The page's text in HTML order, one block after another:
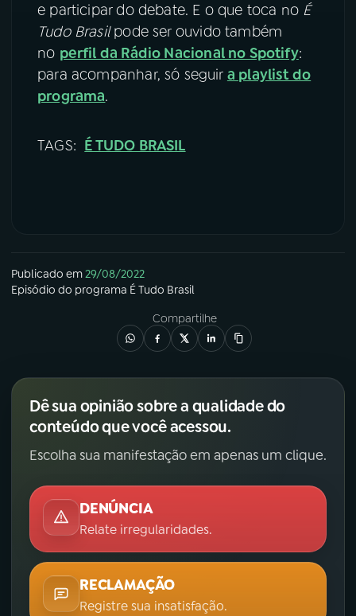
e participar do debate. E o que toca no É
Tudo Brasilpode ser ouvido também
no perfil da Rádio Nacional no Spotify:
para acompanhar, só seguir a playlist do
programa.
TAGS: É TUDO BRASIL
Publicado em29/08/2022
Episódio do programa É Tudo Brasil
Compartilhe
Dê sua opinião sobre a qualidade do
conteúdo que você acessou.
Escolha sua manifestação em apenas um clique.
DENÚNCIA
Relate irregularidades.
RECLAMAÇÃO
Registre sua insatisfação.